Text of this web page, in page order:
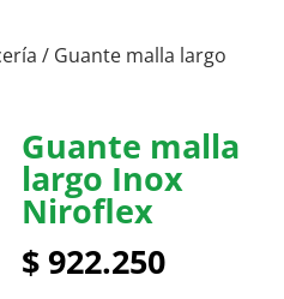
/ Guante malla largo
Guante malla
largo Inox
Niroflex
$922.250